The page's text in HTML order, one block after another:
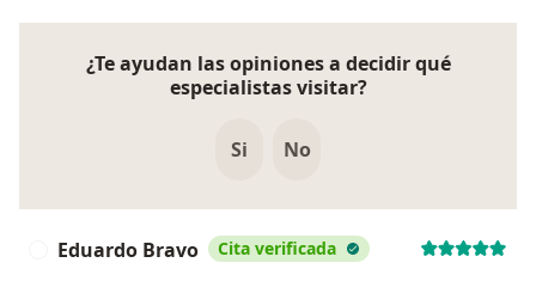
¿Te ayudan las opiniones a decidir qué
especialistas visitar?
Si No
Eduardo Bravo Cita verificada